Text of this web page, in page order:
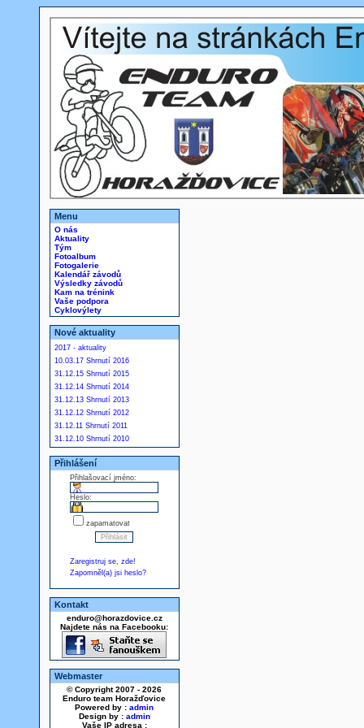
Menu
O nás
Aktuality
Tým
Fotoalbum
Fotogalerie
Kalendář závodů
Výsledky závodů
Kam na trénink
Vaše podpora
Cyklovýlety
Nové aktuality
2017 - aktuality
10.03.17 Shrnutí 2016
31.12.15 Shrnutí 2015
31.12.14 Shrnutí 2014
31.12.13 Shrnutí 2013
31.12.12 Shrnutí 2012
31.12.11 Shrnutí 2011
31.12.10 Shrnutí 2010
Přihlášení
Přihlašovací jméno:
Heslo:
zapamatovat
Zaregistruj se, zde!
Zapomněl(a) jsi heslo?
Kontakt
enduro@horazdovice.cz
Najdete nás na Facebooku:
Webmaster
© Copyright 2007 - 2026
Enduro team Horažďovice
Powered by : admin
Design by : admin
Vaše IP adresa :